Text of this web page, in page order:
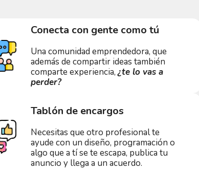
Conecta con gente como tú
Una comunidad emprendedora, que
además de compartir ideas también
comparte experiencia,¿te lo vas a
perder?
Tablón de encargos
Necesitas que otro profesional te
ayude con un diseño, programación o
algo que a tí se te escapa, publica tu
anuncio y llega a un acuerdo.